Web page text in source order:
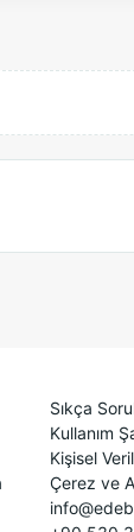
Sıkça
Kullanım
Kişisel
Çerez ve